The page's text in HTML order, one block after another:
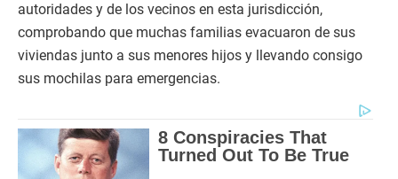
autoridades y de los vecinos en esta jurisdicción,
comprobando que muchas familias evacuaron de sus
viviendas junto a sus menores hijos y llevando consigo
sus mochilas para emergencias.